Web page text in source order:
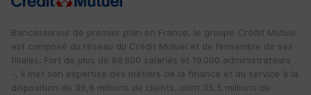
Bancassureur de premier plan en France, le groupe Crédit Mutuel
est composé du réseau du Crédit Mutuel et de l’ensemble de ses
filiales. Fort de plus de 88 600 salariés et 19 000 administrateurs
-, il met son expertise des métiers de la finance et du service à la
disposition de 38,8 millions de clients, dont 35,5 millions de